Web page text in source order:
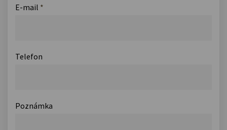
E-mail *
Telefon
Poznámka